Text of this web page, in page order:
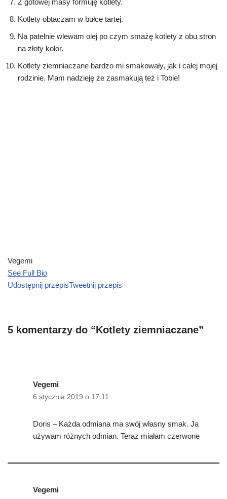
Z gotowej masy formuję kotlety.
Kotlety obtaczam w bułce tartej.
Na patelnie wlewam olej po czym smażę kotlety z obu stron
na złoty kolor.
Kotlety ziemniaczane bardzo mi smakowały, jak i całej mojej
rodzinie. Mam nadzieję że zasmakują też i Tobie!
Vegemi
See Full Bio
Udostępnij przepisTweetnij przepis
5 komentarzy do “Kotlety ziemniaczane”
Vegemi
6 stycznia 2019 o 17:11
Doris – Każda odmiana ma swój własny smak. Ja
używam różnych odmian. Teraz miałam czerwone
Vegemi